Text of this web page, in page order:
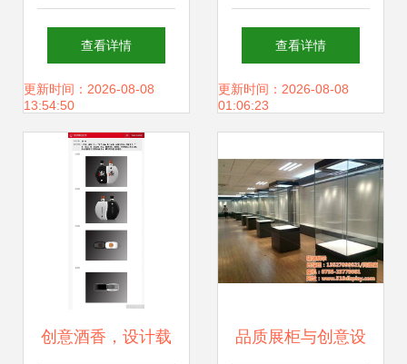
平台上的创意设计
宝藏
查看详情
更新时间：2026-08-08
13:54:50
空间 创意书籍设计
在网站建设中的动
查看详情
更新时间：2026-08-08
01:06:23
创意酒香，设计载 品质展柜与创意设